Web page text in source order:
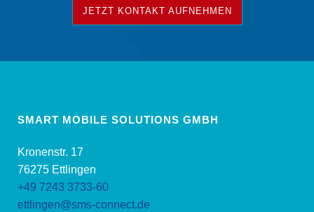
JETZT KONTAKT AUFNEHMEN
SMART MOBILE SOLUTIONS GMBH
Kronenstr. 17
76275 Ettlingen
+49 7243 3733-60
ettlingen@sms-connect.de